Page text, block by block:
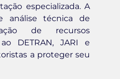
especializada. A
análise técnica de
de recursos
DETRAN, JARI e
a proteger seu